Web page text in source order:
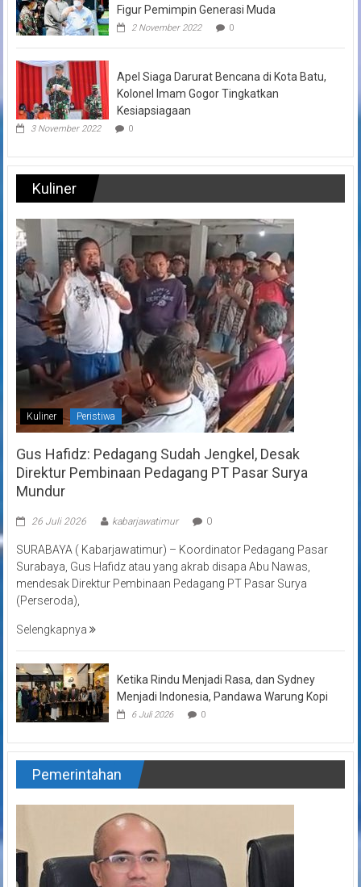
Figur Pemimpin Generasi Muda
2 November 2022 0
Apel Siaga Darurat Bencana di Kota Batu,
Kolonel Imam Gogor Tingkatkan
Kesiapsiagaan
3 November 2022 0
Kuliner
Kuliner Peristiwa
Gus Hafidz: Pedagang Sudah Jengkel, Desak
Direktur Pembinaan Pedagang PT Pasar Surya
Mundur
26 Juli 2026 kabarjawatimur 0
SURABAYA ( Kabarjawatimur) – Koordinator Pedagang Pasar
Surabaya, Gus Hafidz atau yang akrab disapa Abu Nawas,
mendesak Direktur Pembinaan Pedagang PT Pasar Surya
(Perseroda),
Selengkapnya
Ketika Rindu Menjadi Rasa, dan Sydney
Menjadi Indonesia, Pandawa Warung Kopi
6 Juli 2026 0
Pemerintahan